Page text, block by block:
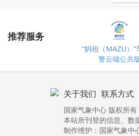
推荐服务
“妈祖（MAZU）”
警云端公共
关于我们 联系方式
国家气象中心 版权所
本站所刊登的信息、数
制作维护：国家气象中